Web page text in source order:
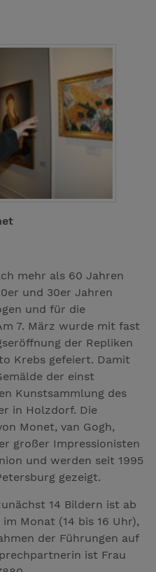
mehr als 60 Jahren
und 30er Jahren
und für die
7. März wurde mit fast
der Repliken
Krebs gefeiert. Damit
der einst
Kunstsammlung des
in Holzdorf. Die
Monet, van Gogh,
großer Impressionisten
und werden seit 1995
gezeigt.
14 Bildern ist ab
Monat (14 bis 16 Uhr),
der Führungen auf
ist Frau